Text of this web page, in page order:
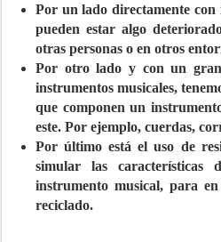
Por un lado directamente con
pueden estar algo
otras personas o en otros
Por otro lado y con un
instrumentos musicales,
que componen un
este. Por ejemplo, cuerdas,
Por último está el uso de
simular las características
instrumento musical, para
reciclado.